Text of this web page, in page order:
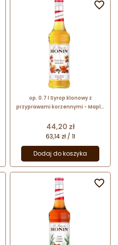
op. 0.7 l Syrop klonowy z
przyprawami korzennymi - Maple
butelka
Cena
44,20 zł
63,14 zł / 1l
Dodaj do koszyka

